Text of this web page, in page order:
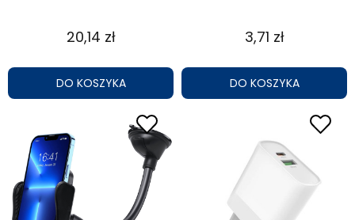
20,14 zł
DO KOSZYKA
3,71 zł
DO KOSZYKA